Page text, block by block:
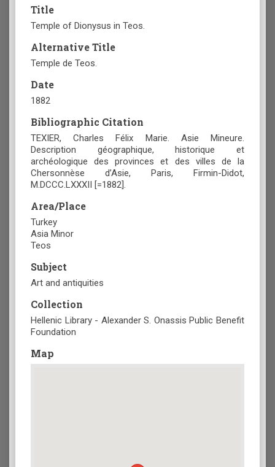
Title
Temple of Dionysus in Teos.
Alternative Title
Temple de Teos.
Date
1882
Bibliographic Citation
TEXIER, Charles Félix Marie. Asie Mineure.
Description géographique, historique et
archéologique des provinces et des villes de la
Chersonnèse d’Asie, Paris, Firmin-Didot,
M.DCCC.LXXXII [=1882].
Area/Place
Turkey
Asia Minor
Teos
Subject
Art and antiquities
Collection
Hellenic Library - Alexander S. Onassis Public Benefit
Foundation
Map